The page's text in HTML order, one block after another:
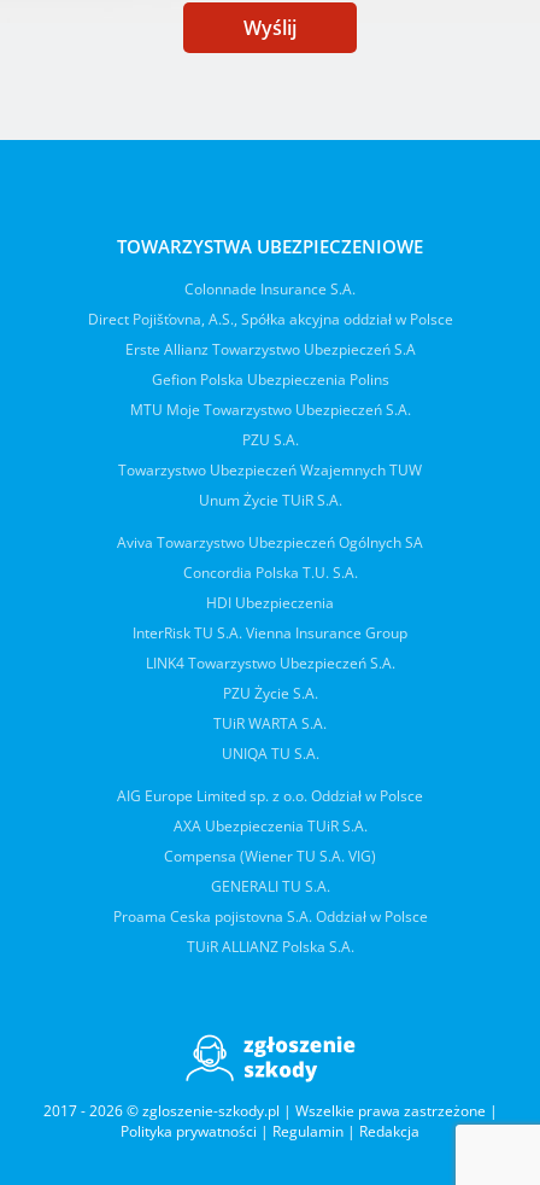
Wyślij
TOWARZYSTWA UBEZPIECZENIOWE
Colonnade Insurance S.A.
Direct Pojišťovna, A.S., Spółka akcyjna oddział w Polsce
Erste Allianz Towarzystwo Ubezpieczeń S.A
Gefion Polska Ubezpieczenia Polins
MTU Moje Towarzystwo Ubezpieczeń S.A.
PZU S.A.
Towarzystwo Ubezpieczeń Wzajemnych TUW
Unum Życie TUiR S.A.
Aviva Towarzystwo Ubezpieczeń Ogólnych SA
Concordia Polska T.U. S.A.
HDI Ubezpieczenia
InterRisk TU S.A. Vienna Insurance Group
LINK4 Towarzystwo Ubezpieczeń S.A.
PZU Życie S.A.
TUiR WARTA S.A.
UNIQA TU S.A.
AIG Europe Limited sp. z o.o. Oddział w Polsce
AXA Ubezpieczenia TUiR S.A.
Compensa (Wiener TU S.A. VIG)
GENERALI TU S.A.
Proama Ceska pojistovna S.A. Oddział w Polsce
TUiR ALLIANZ Polska S.A.
2017 - 2026 © zgloszenie-szkody.pl | Wszelkie prawa zastrzeżone |
Polityka prywatności | Regulamin | Redakcja